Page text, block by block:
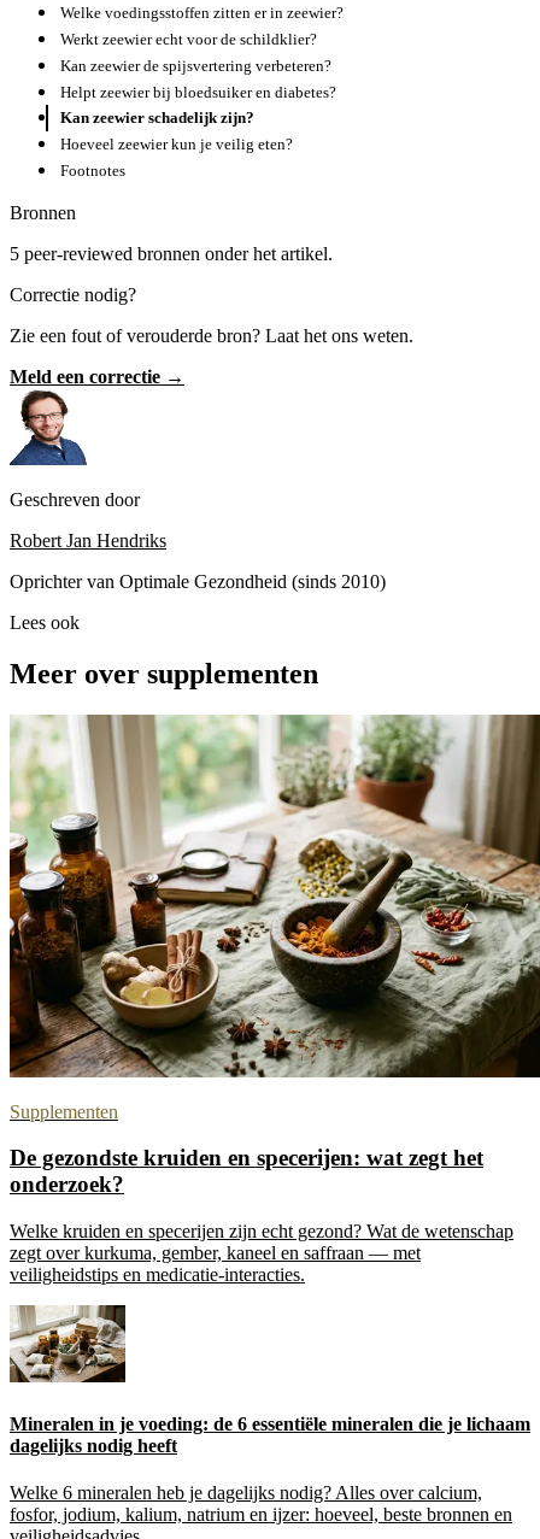
Welke voedingsstoffen zitten er in zeewier?
Werkt zeewier echt voor de schildklier?
Kan zeewier de spijsvertering verbeteren?
Helpt zeewier bij bloedsuiker en diabetes?
Kan zeewier schadelijk zijn?
Hoeveel zeewier kun je veilig eten?
Footnotes
Bronnen
5 peer-reviewed bronnen onder het artikel.
Correctie nodig?
Zie een fout of verouderde bron? Laat het ons weten.
Meld een correctie →
Geschreven door
Robert Jan Hendriks
Oprichter van Optimale Gezondheid (sinds 2010)
Lees ook
Meer over supplementen
Supplementen
De gezondste kruiden en specerijen: wat zegt het
onderzoek?
Welke kruiden en specerijen zijn echt gezond? Wat de wetenschap
zegt over kurkuma, gember, kaneel en saffraan — met
veiligheidstips en medicatie-interacties.
Mineralen in je voeding: de 6 essentiële mineralen die je lichaam
dagelijks nodig heeft
Welke 6 mineralen heb je dagelijks nodig? Alles over calcium,
fosfor, jodium, kalium, natrium en ijzer: hoeveel, beste bronnen en